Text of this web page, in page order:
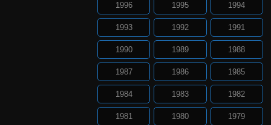
1996 1995 1994
1993 1992 1991
1990 1989 1988
1987 1986 1985
1984 1983 1982
1981 1980 1979